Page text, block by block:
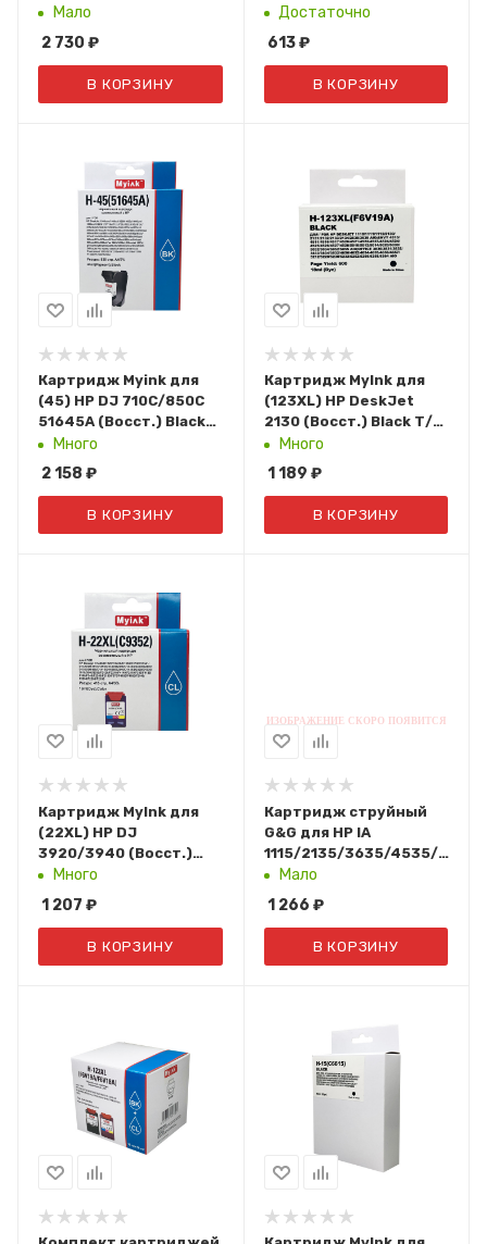
Cyan (350мл) dye
Мало
2 730 ₽
В КОРЗИНУ
(CB336)
Достаточно
613 ₽
В КОРЗИНУ
Картридж Myink для
(45) HP DJ 710С/850C
51645А (Восст.) Black
(44ml)
Много
2 158 ₽
В КОРЗИНУ
Картридж MyInk для
(123XL) HP DeskJet
2130 (Восст.) Black Т/У
(F6V19AE)
Много
1 189 ₽
В КОРЗИНУ
Картридж MyInk для
(22XL) HP DJ
3920/3940 (Восст.)
Color (C9352CE)
Много
1 207 ₽
В КОРЗИНУ
Картридж струйный
G&G для HP IA
1115/2135/3635/4535/
(многоцветный, 20ml)
Мало
1 266 ₽
В КОРЗИНУ